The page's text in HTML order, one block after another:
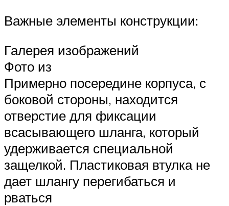
Важные элементы конструкции:
Галерея изображений
Фото из
Примерно посередине корпуса, с
боковой стороны, находится
отверстие для фиксации
всасывающего шланга, который
удерживается специальной
защелкой. Пластиковая втулка не
дает шлангу перегибаться и
рваться